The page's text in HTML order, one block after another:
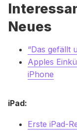
Neues
“Das gefällt
Apples
iPhone
iPad:
Erste iPad-